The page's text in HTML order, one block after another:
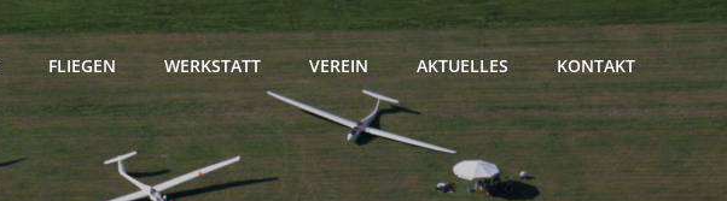
FLIEGEN WERKSTATT VEREIN AKTUELLES KONTAKT